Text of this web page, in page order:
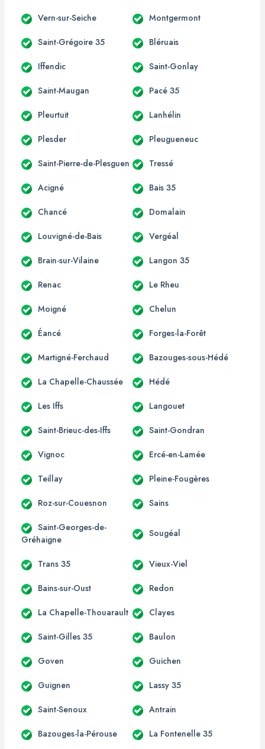
Vern-sur-Seiche Montgermont
Saint-Grégoire 35 Bléruais
Iffendic Saint-Gonlay
Saint-Maugan Pacé 35
Pleurtuit Lanhélin
Plesder Pleugueneuc
Saint-Pierre-de-Plesguen Tressé
Acigné Bais 35
Chancé Domalain
Louvigné-de-Bais Vergéal
Brain-sur-Vilaine Langon 35
Renac Le Rheu
Moigné Chelun
Éancé Forges-la-Forêt
Martigné-Ferchaud Bazouges-sous-Hédé
La Chapelle-Chaussée Hédé
Les Iffs Langouet
Saint-Brieuc-des-Iffs Saint-Gondran
Vignoc Ercé-en-Lamée
Teillay Pleine-Fougères
Roz-sur-Couesnon Sains
Saint-Georges-de-
Gréhaigne
Sougéal
Trans 35 Vieux-Viel
Bains-sur-Oust Redon
La Chapelle-Thouarault Clayes
Saint-Gilles 35 Baulon
Goven Guichen
Guignen Lassy 35
Saint-Senoux Antrain
Bazouges-la-Pérouse La Fontenelle 35